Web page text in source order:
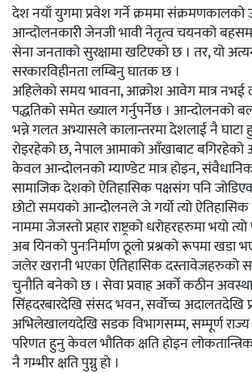
देश नयाँ युगमा प्रवेश गर्ने क्रममा संक्रमणकालको
आन्दोलनकारी जेनजी भावी नेतृत्व चयनको
सेना जनताको सुरक्षामा खटिएको छ । तर, यो
सरकारविहीनता लम्बिनु घातक छ ।
अहिलेको समय भावना, आक्रोश आवेग मात्र नभई
पद्धतिको समेत ख्याल गर्नुपर्नेछ । आन्दोलनको
भन्ने गलत अभ्यासले कालान्तरमा देशलाई नै
रोइरहेको छ, नेपाल आमाको आँखाबाट
केवल आन्दोलनको म्याण्डेट मात्र होइन,
सामाजिक देशको ऐतिहासिक पक्षसंग पनि
छोटो समयको आन्दोेलनले जे गर्यो त्यो
नाममा जेजस्तो प्रहार राष्ट्रको धरोहरहरुमा भयो
अब यिनको पुनःनिर्माण ठूलो प्रश्नको रूपमा खडा
जलेर खरानी भएका ऐतिहासिक दस्तावेजहरुको
चुनौति बनेको छ । सेवा प्रवाह अर्को कठीन
सिंहदरबारदेखि संसद भवन, सर्वोच्च अदालतदेखि
अभिलेखालयदेखि सडक विभागसम्म, सम्पूर्ण राज्य
परिणत हुनु केवल भौतिक क्षति होइन
नै गम्भीर क्षति पुग्नु हो ।